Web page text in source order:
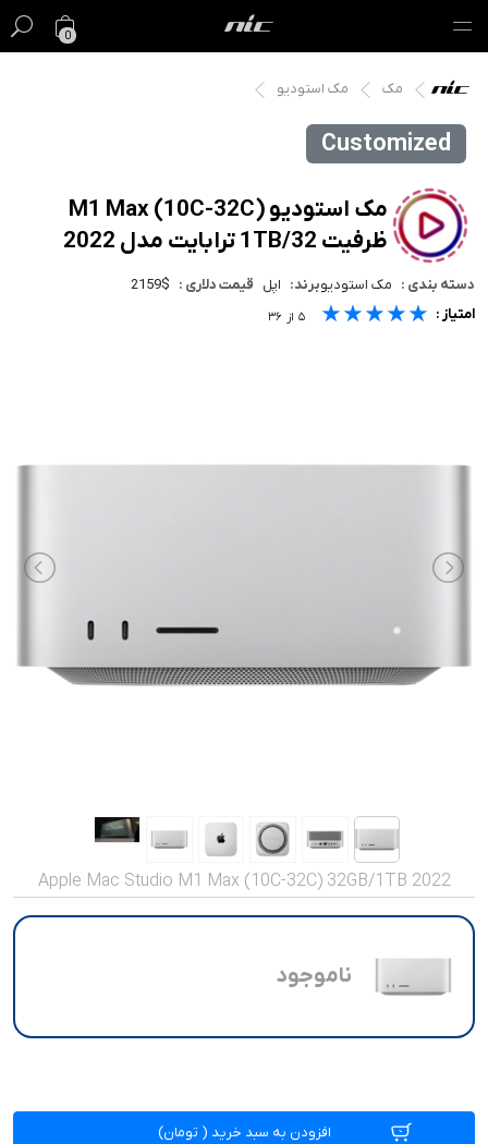
0
گیفت کارت
فروش ویژه
مک
آیفون
خواندنی ها
مک مک استودیو
Customized
Apple Mac Studio M1 Max (10C-32C) 32GB/1TB 2022
ناموجود
افزودن به سبد خرید ( تومان)
مک استودیو M1 Max (10C-32C)
ظرفیت 1TB/32 ترابایت مدل 2022
دسته بندی : مک استودیوبرند: اپل قیمت دلاری : 2159$
امتیاز : ★★★★★
★★★★★
★★★★★ ۵ از ۳۶